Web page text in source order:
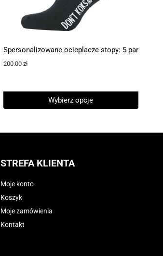
Spersonalizowane ocieplacze stopy: 5 par
200.00 zł
Wybierz opcje
STREFA KLIENTA
Moje konto
Koszyk
Moje zamówienia
Kontakt